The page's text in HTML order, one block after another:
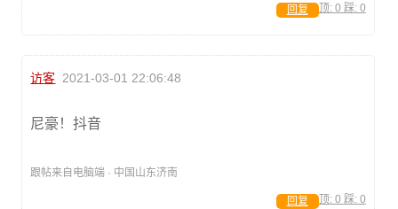
顶: 0 踩: 0
回复
访客 2021-03-01 22:06:48
尼豪！抖音
跟帖来自电脑端 · 中国山东济南
顶: 0 踩: 0
回复